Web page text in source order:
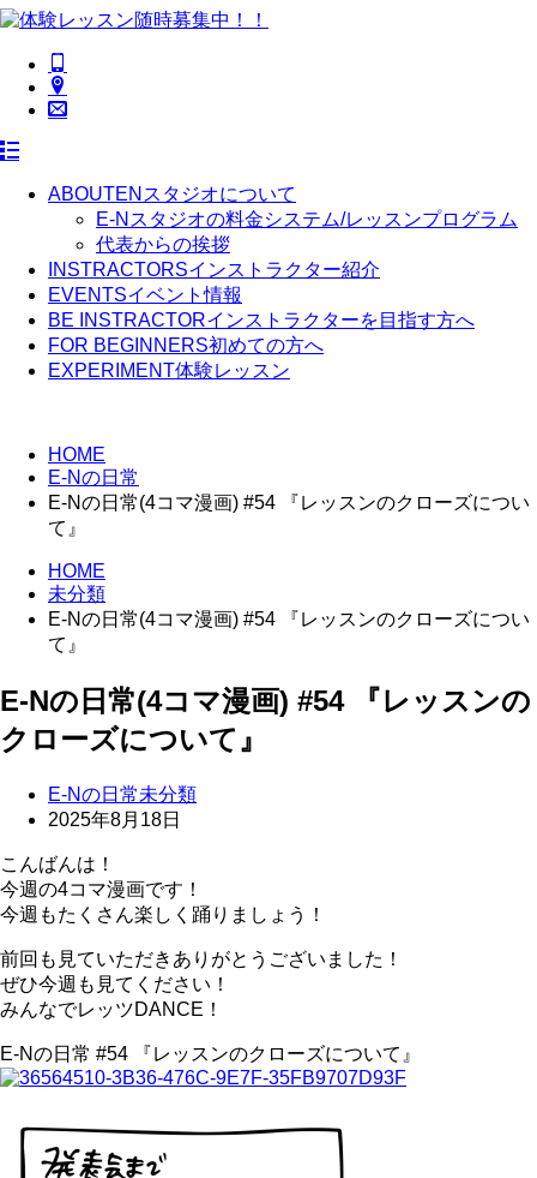
ABOUTENスタジオについて
E-Nスタジオの料金システム/レッスンプログラム
代表からの挨拶
INSTRACTORSインストラクター紹介
EVENTSイベント情報
BE INSTRACTORインストラクターを目指す方へ
FOR BEGINNERS初めての方へ
EXPERIMENT体験レッスン
HOME
E-Nの日常
E-Nの日常(4コマ漫画) #54 『レッスンのクローズについ
て』
HOME
未分類
E-Nの日常(4コマ漫画) #54 『レッスンのクローズについ
て』
E-Nの日常(4コマ漫画) #54 『レッスンの
クローズについて』
E-Nの日常未分類
2025年8月18日
こんばんは！
今週の4コマ漫画です！
今週もたくさん楽しく踊りましょう！
前回も見ていただきありがとうございました！
ぜひ今週も見てください！
みんなでレッツDANCE！
E-Nの日常 #54 『レッスンのクローズについて』